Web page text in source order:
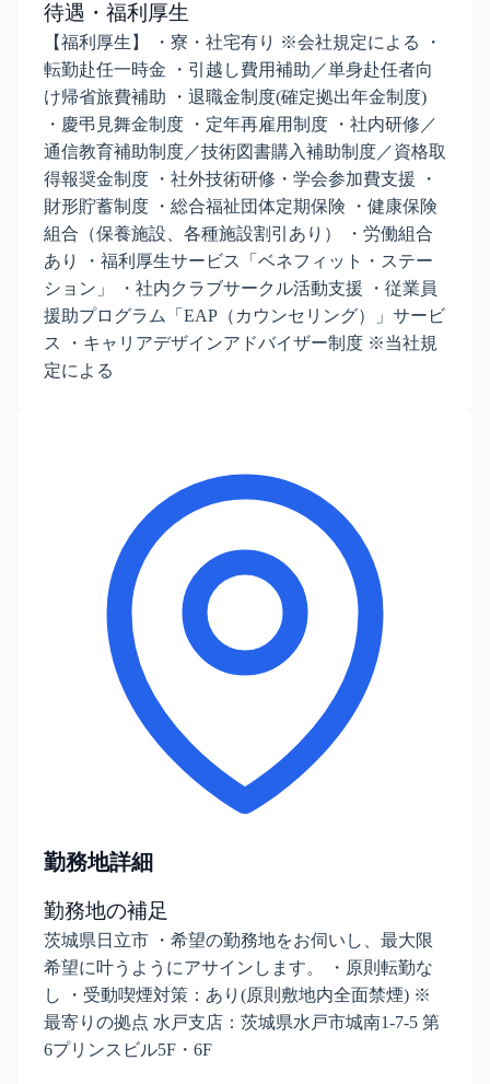
待遇・福利厚生
【福利厚生】 ・寮・社宅有り ※会社規定による ・
転勤赴任一時金 ・引越し費用補助／単身赴任者向
け帰省旅費補助 ・退職金制度(確定拠出年金制度)
・慶弔見舞金制度 ・定年再雇用制度 ・社内研修／
通信教育補助制度／技術図書購入補助制度／資格取
得報奨金制度 ・社外技術研修・学会参加費支援 ・
財形貯蓄制度 ・総合福祉団体定期保険 ・健康保険
組合（保養施設、各種施設割引あり） ・労働組合
あり ・福利厚生サービス「ベネフィット・ステー
ション」 ・社内クラブサークル活動支援 ・従業員
援助プログラム「EAP（カウンセリング）」サービ
ス ・キャリアデザインアドバイザー制度 ※当社規
定による
勤務地詳細
勤務地の補足
茨城県日立市 ・希望の勤務地をお伺いし、最大限
希望に叶うようにアサインします。 ・原則転勤な
し ・受動喫煙対策：あり(原則敷地内全面禁煙) ※
最寄りの拠点 水戸支店：茨城県水戸市城南1-7-5 第
6プリンスビル5F・6F